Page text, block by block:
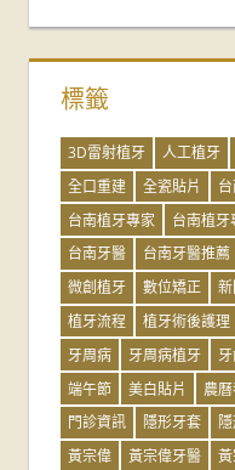
標籤
3D雷射植牙 人工植牙
全口重建
全瓷貼片
台南植牙專家
台南植牙
台南牙醫
台南牙醫推薦
微創植牙
數位矯正
植牙流程
植牙術後護理
牙周病
牙周病植牙
端午節
美白貼片 農
門診資訊
隱形牙套
黃宗偉
黃宗偉牙醫